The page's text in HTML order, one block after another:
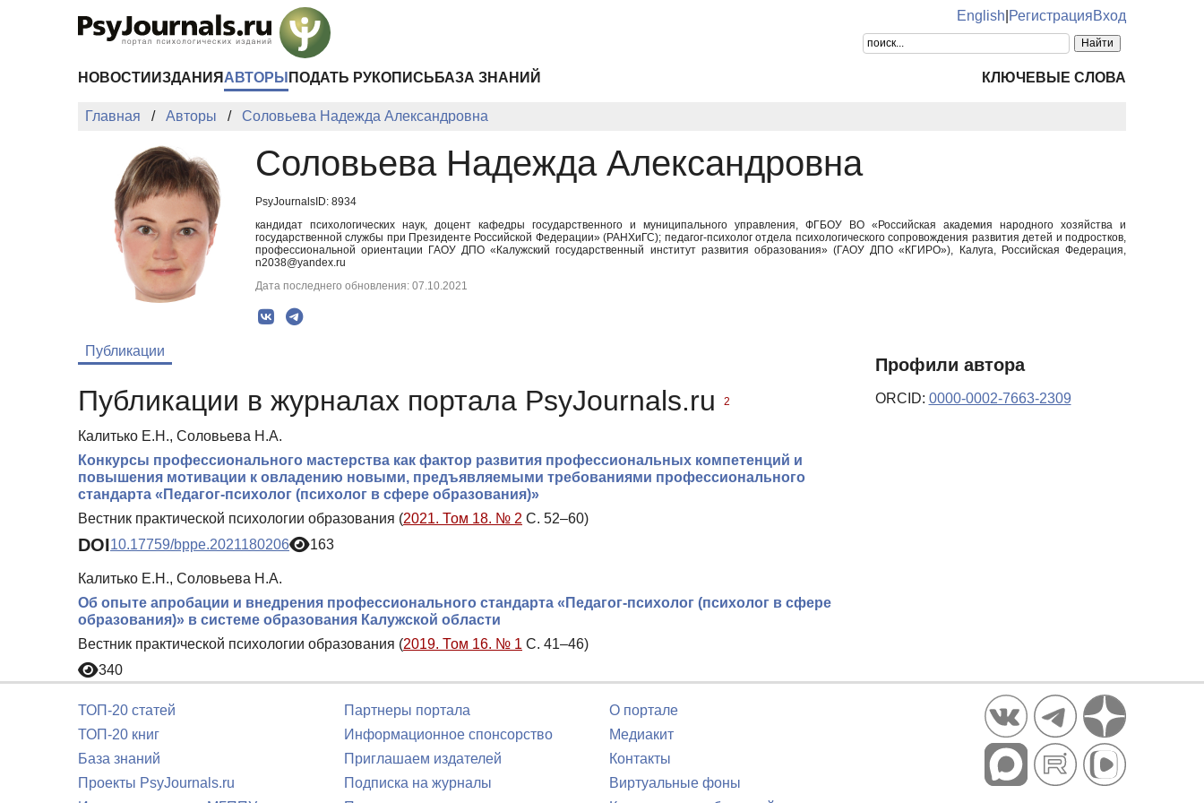
English РегистрацияВход
НОВОСТИ ИЗДАНИЯ АВТОРЫ ПОДАТЬ РУКОПИСЬ БАЗА ЗНАНИЙ КЛЮЧЕВЫЕ СЛОВА
Главная Авторы Соловьева Надежда Александровна
Соловьева Надежда Александровна
PsyJournalsID: 8934
кандидат психологических наук, доцент кафедры государственного и муниципального управления, ФГБОУ ВО «Российская академия народного хозяйства и
государственной службы при Президенте Российской Федерации» (РАНХиГС); педагог-психолог отдела психологического сопровождения развития детей и подростков,
профессиональной ориентации ГАОУ ДПО «Калужский государственный институт развития образования» (ГАОУ ДПО «КГИРО»), Калуга, Российская Федерация,
n2038@yandex.ru
Дата последнего обновления: 07.10.2021
Публикации
Публикации в журналах портала PsyJournals.ru 2
Калитько Е.Н., Соловьева Н.А.
Конкурсы профессионального мастерства как фактор развития профессиональных компетенций и
повышения мотивации к овладению новыми, предъявляемыми требованиями профессионального
стандарта «Педагог-психолог (психолог в сфере образования)»
Вестник практической психологии образования (2021. Том 18. № 2 С. 52–60)
DOI10.17759/bppe.2021180206 163
Калитько Е.Н., Соловьева Н.А.
Об опыте апробации и внедрения профессионального стандарта «Педагог-психолог (психолог в сфере
образования)» в системе образования Калужской области
Вестник практической психологии образования (2019. Том 16. № 1 С. 41–46)
340
Профили автора
ORCID: 0000-0002-7663-2309
ТОП-20 статей
ТОП-20 книг
База знаний
Проекты PsyJournals.ru
Партнеры портала
Информационное спонсорство
Приглашаем издателей
Подписка на журналы
О портале
Медиакит
Контакты
Виртуальные фоны